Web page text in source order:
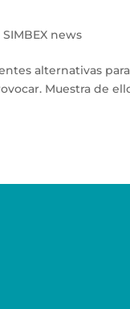
SIMBEX news
alternativas
Muestra de